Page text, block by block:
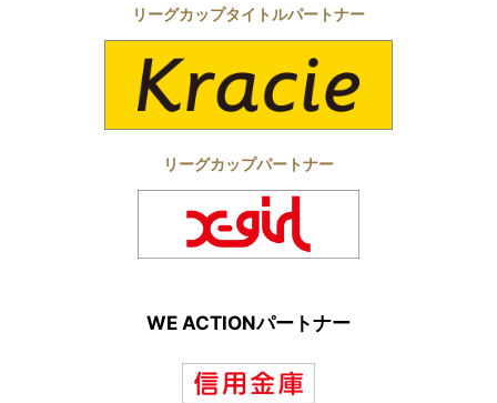
リーグカップタイトルパートナー
リーグカップパートナー
WE ACTIONパートナー